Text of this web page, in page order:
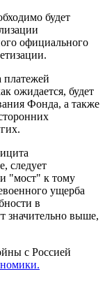
будет
официального
платежей
ожидается, будет
Фонда, а также
следует
"мост" к тому
ущерба
в
значительно выше,
с Россией